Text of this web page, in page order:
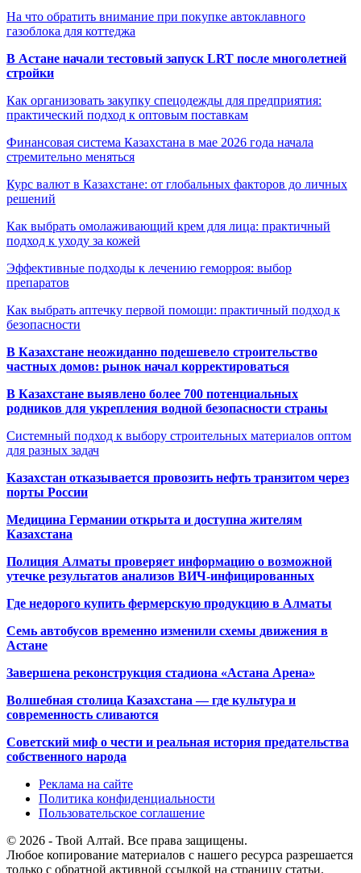
На что обратить внимание при покупке автоклавного
газоблока для коттеджа
В Астане начали тестовый запуск LRT после многолетней
стройки
Как организовать закупку спецодежды для предприятия:
практический подход к оптовым поставкам
Финансовая система Казахстана в мае 2026 года начала
стремительно меняться
Курс валют в Казахстане: от глобальных факторов до личных
решений
Как выбрать омолаживающий крем для лица: практичный
подход к уходу за кожей
Эффективные подходы к лечению геморроя: выбор
препаратов
Как выбрать аптечку первой помощи: практичный подход к
безопасности
В Казахстане неожиданно подешевело строительство
частных домов: рынок начал корректироваться
В Казахстане выявлено более 700 потенциальных
родников для укрепления водной безопасности страны
Системный подход к выбору строительных материалов оптом
для разных задач
Казахстан отказывается провозить нефть транзитом через
порты России
Медицина Германии открыта и доступна жителям
Казахстана
Полиция Алматы проверяет информацию о возможной
утечке результатов анализов ВИЧ-инфицированных
Где недорого купить фермерскую продукцию в Алматы
Семь автобусов временно изменили схемы движения в
Астане
Завершена реконструкция стадиона «Астана Арена»
Волшебная столица Казахстана — где культура и
современность сливаются
Советский миф о чести и реальная история предательства
собственного народа
Реклама на сайте
Политика конфиденциальности
Пользовательское соглашение
© 2026 - Твой Алтай. Все права защищены.
Любое копирование материалов с нашего ресурса разрешается
только с обратной активной ссылкой на страницу статьи.